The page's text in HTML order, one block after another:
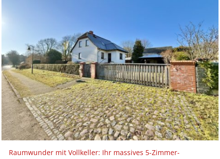
Raumwunder mit Vollkeller: Ihr massives 5-Zimmer-